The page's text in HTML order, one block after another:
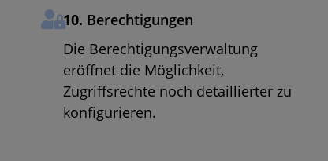
10. Berechtigungen
Die Berechtigungsverwaltung
eröffnet die Möglichkeit,
Zugriffsrechte noch detaillierter zu
konfigurieren.